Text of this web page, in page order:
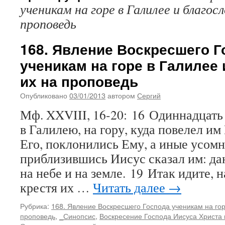
ученикам на горе в Галилее и
проповедь
168. Явление Воскресшего
ученикам на горе в Галилее
их на проповедь
Опубликовано 03/01/2013 автором Сергий
Мф. XXVIII, 16-20: 16
в Галилею, на гору, куда повелел
Его, поклонились Ему, а иные
приблизившись Иисус сказал им:
на небе и на земле. 19 Итак идите,
крестя их … Читать далее →
Рубрика: 168. Явление Воскресшего Господа ученикам на
проповедь, _Синопсис, Воскресение Господа Иисуса